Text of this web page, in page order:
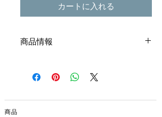
カートに入れる
商品情報
カラー：ホワイト
素 材：綿100％
も工房オリジナルTシャツができました。
商品